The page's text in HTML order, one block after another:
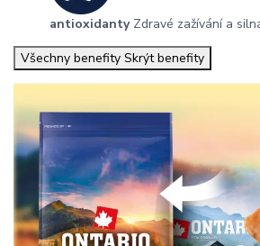
antioxidanty Zdravé zažívání a
Všechny benefity Skrýt benefity